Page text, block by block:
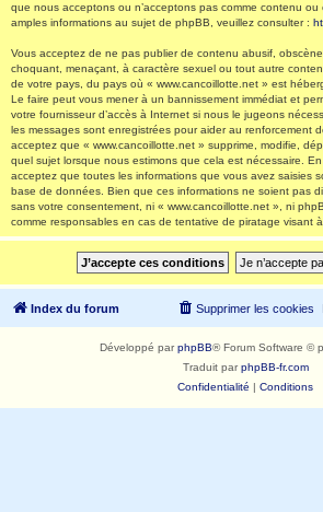
que nous acceptons ou n’acceptons pas comme contenu
amples informations au sujet de phpBB, veuillez consulter :
Vous acceptez de ne pas publier de contenu abusif,
choquant, menaçant, à caractère sexuel ou tout autre
de votre pays, du pays où « www.cancoillotte.net » est
Le faire peut vous mener à un bannissement immédiat et
votre fournisseur d’accès à Internet si nous le jugeons
les messages sont enregistrées pour aider au renforcement
acceptez que « www.cancoillotte.net » supprime, modifie,
quel sujet lorsque nous estimons que cela est nécessaire.
acceptez que toutes les informations que vous avez saisies
base de données. Bien que ces informations ne soient pas
sans votre consentement, ni « www.cancoillotte.net », ni
comme responsables en cas de tentative de piratage visant
Index du forum Supprimer les cookies
Développé parphpBB® Forum Software ©
Traduit parphpBB-fr.com
Confidentialité | Conditions